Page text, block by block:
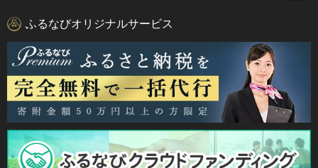
ふるなびオリジナルサービス